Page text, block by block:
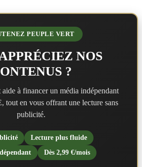
PEUPLE VERT
NOS
?
à financer un média indépendant
tout en vous offrant une lecture sans
publicité.
Lecture plus fluide
Dès 2,99 €/mois